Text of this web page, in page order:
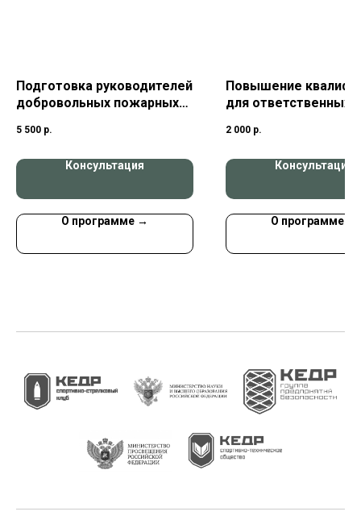
Подготовка руководителей
добровольных пожарных
5 500 р.
Консультация
О программе →
Повышение
для ответственных
занимающих
технического и
профиля,
лиц, исполняющих их
защиты, в которых
пожароопасности
2 000 р.
Консультация
О программе →